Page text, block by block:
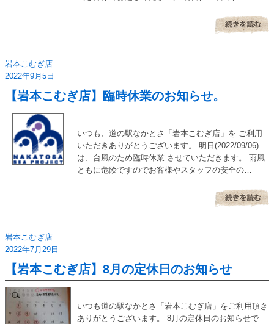
岩本こむぎ店
2022年9月5日
【岩本こむぎ店】臨時休業のお知らせ。
いつも、道の駅なかとさ「岩本こむぎ店」を ご利用
いただきありがとうございます。 明日(2022/09/06)
は、台風のため臨時休業 させていただきます。 雨風
ともに危険ですのでお客様やスタッフの安全の…
岩本こむぎ店
2022年7月29日
【岩本こむぎ店】8月の定休日のお知らせ
いつも道の駅なかとさ「岩本こむぎ店」をご利用頂き
ありがとうございます。 8月の定休日のお知らせで